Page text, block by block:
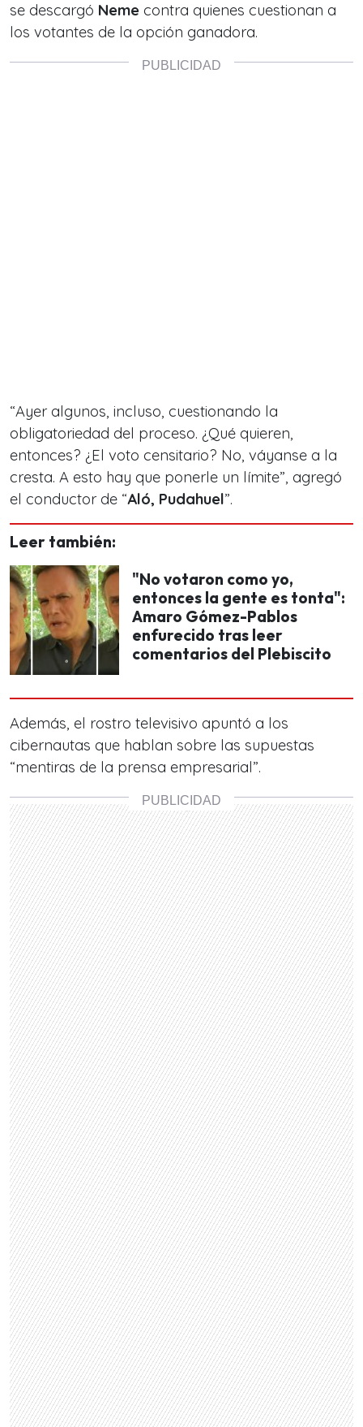
se descargó Neme contra quienes cuestionan a
los votantes de la opción ganadora.
“Ayer algunos, incluso, cuestionando la
obligatoriedad del proceso. ¿Qué quieren,
entonces? ¿El voto censitario? No, váyanse a la
cresta. A esto hay que ponerle un límite”, agregó
el conductor de “Aló, Pudahuel”.
Leer también:
"No votaron como yo,
entonces la gente es tonta":
Amaro Gómez-Pablos
enfurecido tras leer
comentarios del Plebiscito
Además, el rostro televisivo apuntó a los
cibernautas que hablan sobre las supuestas
“mentiras de la prensa empresarial”.